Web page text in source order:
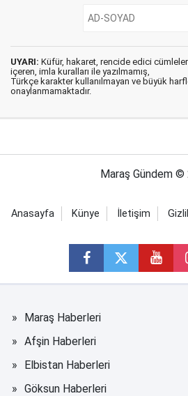
UYARI: Küfür, hakaret, rencide edici cümleler
içeren, imla kuralları ile yazılmamış,
Türkçe karakter kullanılmayan ve büyük
onaylanmamaktadır.
Maraş Gündem ©
Anasayfa Künye İletişim
Maraş Haberleri
Afşin Haberleri
Elbistan Haberleri
Göksun Haberleri